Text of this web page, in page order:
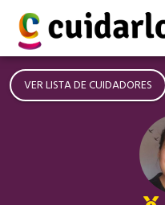
VER LISTA DE CUIDADORES